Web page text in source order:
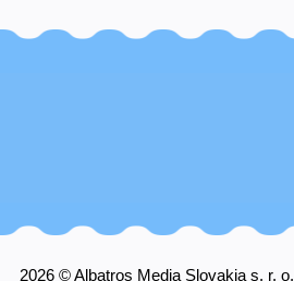
2026 © Albatros Media Slovakia s. r. o.